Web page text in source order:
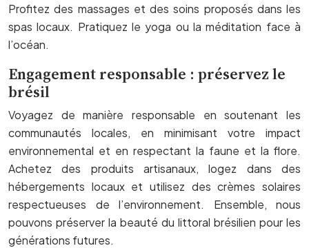
Profitez des massages et des soins proposés dans les
spas locaux. Pratiquez le yoga ou la méditation face à
l’océan.
Engagement responsable : préservez le
brésil
Voyagez de manière responsable en soutenant les
communautés locales, en minimisant votre impact
environnemental et en respectant la faune et la flore.
Achetez des produits artisanaux, logez dans des
hébergements locaux et utilisez des crèmes solaires
respectueuses de l’environnement. Ensemble, nous
pouvons préserver la beauté du littoral brésilien pour les
générations futures.